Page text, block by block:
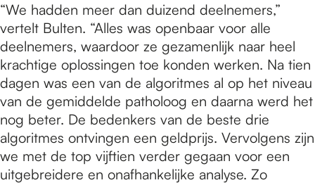
“We hadden meer dan duizend deelnemers,”
vertelt Bulten. “Alles was openbaar voor alle
deelnemers, waardoor ze gezamenlijk naar heel
krachtige oplossingen toe konden werken. Na tien
dagen was een van de algoritmes al op het niveau
van de gemiddelde patholoog en daarna werd het
nog beter. De bedenkers van de beste drie
algoritmes ontvingen een geldprijs. Vervolgens zijn
we met de top vijftien verder gegaan voor een
uitgebreidere en onafhankelijke analyse. Zo